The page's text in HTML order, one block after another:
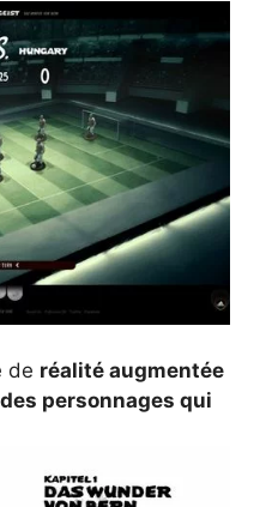
de réalité augmentée
personnages qui